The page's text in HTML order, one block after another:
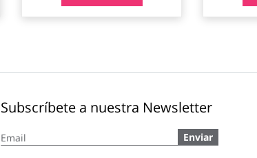
Subscríbete a nuestra Newsletter
a
Enviar